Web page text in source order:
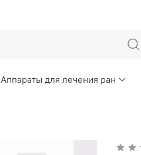
Аппараты для лечения ран